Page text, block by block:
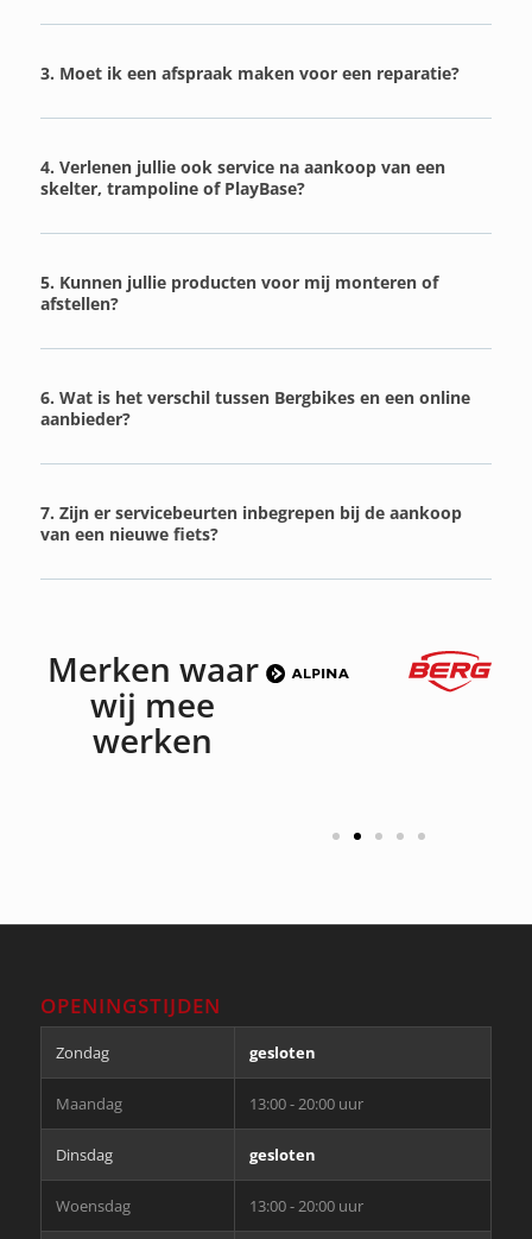
3. Moet ik een afspraak maken voor een reparatie?
4. Verlenen jullie ook service na aankoop van een
skelter, trampoline of PlayBase?
5. Kunnen jullie producten voor mij monteren of
afstellen?
6. Wat is het verschil tussen Bergbikes en een online
aanbieder?
7. Zijn er servicebeurten inbegrepen bij de aankoop
van een nieuwe fiets?
Merken waar
wij mee
werken
OPENINGSTIJDEN
Zondag gesloten
Maandag 13:00 - 20:00 uur
Dinsdag gesloten
Woensdag 13:00 - 20:00 uur